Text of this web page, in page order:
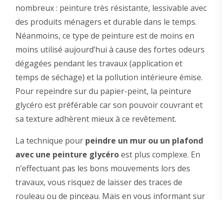
nombreux : peinture très résistante, lessivable avec
des produits ménagers et durable dans le temps.
Néanmoins, ce type de peinture est de moins en
moins utilisé aujourd’hui à cause des fortes odeurs
dégagées pendant les travaux (application et
temps de séchage) et la pollution intérieure émise.
Pour repeindre sur du papier-peint, la peinture
glycéro est préférable car son pouvoir couvrant et
sa texture adhèrent mieux à ce revêtement.
La technique pour peindre un mur ou un plafond
avec une peinture glycéroest plus complexe. En
n’effectuant pas les bons mouvements lors des
travaux, vous risquez de laisser des traces de
rouleau ou de pinceau. Mais en vous informant sur